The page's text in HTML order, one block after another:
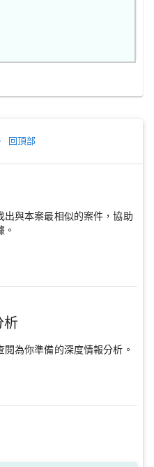
回頂部
出與本案最相似的案件，協助
析
為你準備的深度情報分析。